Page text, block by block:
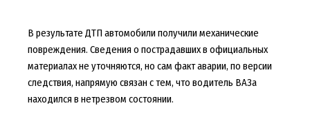
В результате ДТП автомобили получили механические
повреждения. Сведения о пострадавших в официальных
материалах не уточняются, но сам факт аварии, по версии
следствия, напрямую связан с тем, что водитель ВАЗа
находился в нетрезвом состоянии.